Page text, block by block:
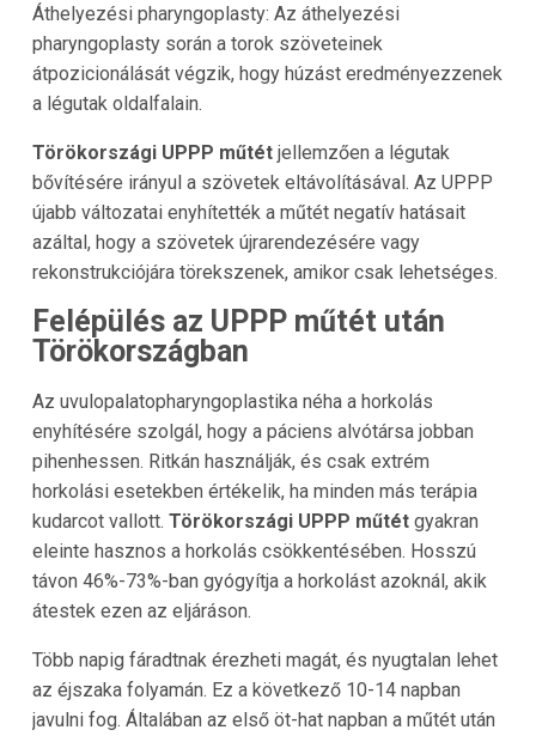
Áthelyezési pharyngoplasty: Az áthelyezési
pharyngoplasty során a torok szöveteinek
átpozicionálását végzik, hogy húzást eredményezzenek
a légutak oldalfalain.
Törökországi UPPP műtétjellemzően a légutak
bővítésére irányul a szövetek eltávolításával. Az UPPP
újabb változatai enyhítették a műtét negatív hatásait
azáltal, hogy a szövetek újrarendezésére vagy
rekonstrukciójára törekszenek, amikor csak lehetséges.
Felépülés az UPPP műtét után
Törökországban
Az uvulopalatopharyngoplastika néha a horkolás
enyhítésére szolgál, hogy a páciens alvótársa jobban
pihenhessen. Ritkán használják, és csak extrém
horkolási esetekben értékelik, ha minden más terápia
kudarcot vallott. Törökországi UPPP műtétgyakran
eleinte hasznos a horkolás csökkentésében. Hosszú
távon 46%-73%-ban gyógyítja a horkolást azoknál, akik
átestek ezen az eljáráson.
Több napig fáradtnak érezheti magát, és nyugtalan lehet
az éjszaka folyamán. Ez a következő 10-14 napban
javulni fog. Általában az első öt-hat napban a műtét után